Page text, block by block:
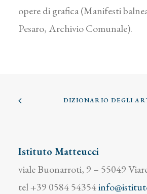
opere di grafica (Manifesti
Pesaro, Archivio Comunale).
DIZIONARIO DEGLI
Istituto Matteucci
viale Buonarroti, 9 – 55049
tel +39 0584 54354